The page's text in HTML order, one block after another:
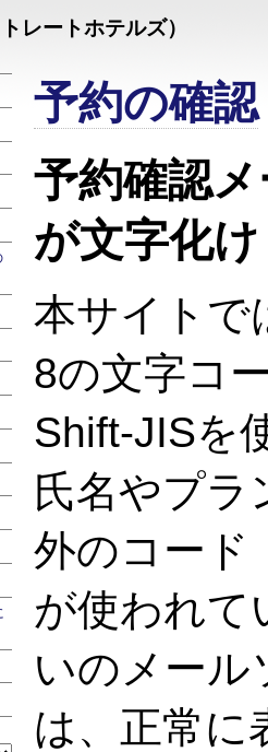
レートホテルズ）
予約の確認
予約確認
が文字化
本サイトで
8の文字コ
Shift-JISを
氏名やプラ
外のコード
が使われて
いのメール
は、正常に